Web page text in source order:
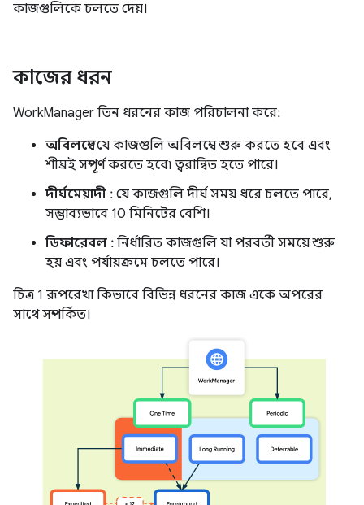
কাজগুলিকে চলতে দেয়।
কাজের ধরন
WorkManager তিন ধরনের কাজ পরিচালনা করে:
অবিলম্বে: যে কাজগুলি অবিলম্বে শুরু করতে হবে এবং
শীঘ্রই সম্পূর্ণ করতে হবে৷ ত্বরান্বিত হতে পারে।
দীর্ঘমেয়াদী : যে কাজগুলি দীর্ঘ সময় ধরে চলতে পারে,
সম্ভাব্যভাবে 10 মিনিটের বেশি।
ডিফারেবল : নির্ধারিত কাজগুলি যা পরবর্তী সময়ে শুরু
হয় এবং পর্যায়ক্রমে চলতে পারে।
চিত্র 1 রূপরেখা কিভাবে বিভিন্ন ধরনের কাজ একে অপরের
সাথে সম্পর্কিত।